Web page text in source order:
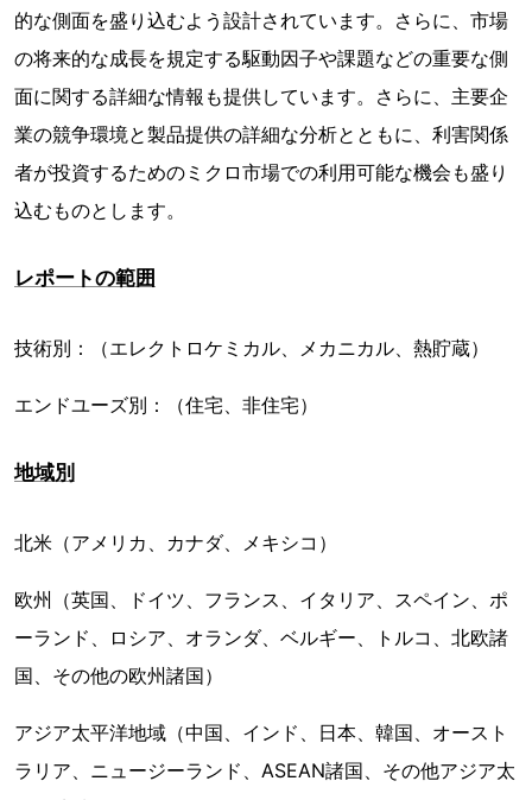
的な側面を盛り込むよう設計されています。さらに、市場
の将来的な成長を規定する駆動因子や課題などの重要な側
面に関する詳細な情報も提供しています。さらに、主要企
業の競争環境と製品提供の詳細な分析とともに、利害関係
者が投資するためのミクロ市場での利用可能な機会も盛り
込むものとします。
レポートの範囲
技術別：（エレクトロケミカル、メカニカル、熱貯蔵）
エンドユーズ別：（住宅、非住宅）
地域別
北米（アメリカ、カナダ、メキシコ）
欧州（英国、ドイツ、フランス、イタリア、スペイン、ポ
ーランド、ロシア、オランダ、ベルギー、トルコ、北欧諸
国、その他の欧州諸国）
アジア太平洋地域（中国、インド、日本、韓国、オースト
ラリア、ニュージーランド、ASEAN諸国、その他アジア太